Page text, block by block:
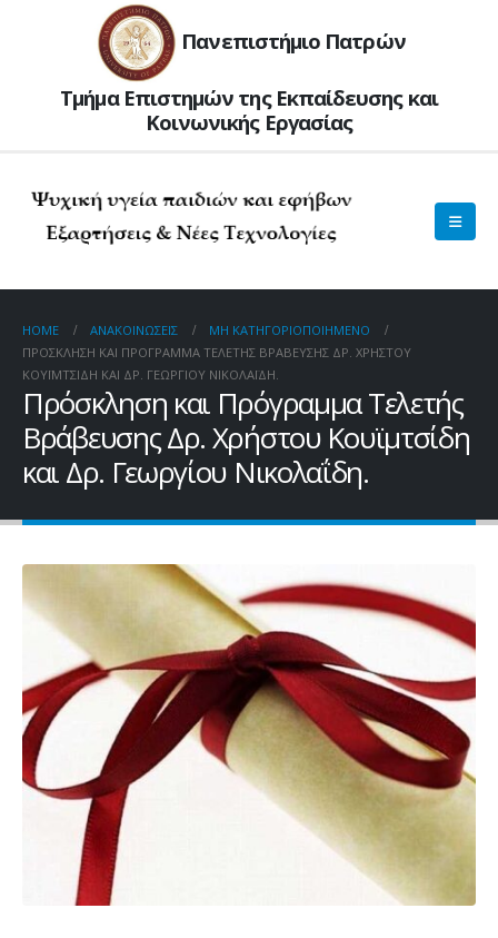
Πανεπιστήμιο Πατρών
Τμήμα Επιστημών της Εκπαίδευσης και
Kοινωνικής Εργασίας
HOME ΑΝΑΚΟΙΝΏΣΕΙΣ
ΜΗ ΚΑΤΗΓΟΡΙΟΠΟΙΗΜΈΝΟ
ΠΡΌΣΚΛΗΣΗ ΚΑΙ ΠΡΌΓΡΑΜΜΑ ΤΕΛΕΤΉΣ ΒΡΆΒΕΥΣΗΣ ΔΡ. ΧΡΉΣΤΟΥ
ΚΟΥΪΜΤΣΊΔΗ ΚΑΙ ΔΡ. ΓΕΩΡΓΊΟΥ ΝΙΚΟΛΑΪ́ΔΗ.
Πρόσκληση και Πρόγραμμα Τελετής
Βράβευσης Δρ. Χρήστου Κουϊμτσίδη
και Δρ. Γεωργίου Νικολαΐδη.